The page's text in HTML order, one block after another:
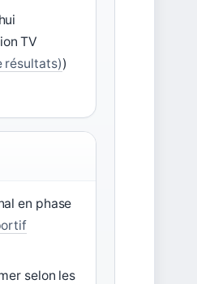
TV
résultats))
en phase
selon les